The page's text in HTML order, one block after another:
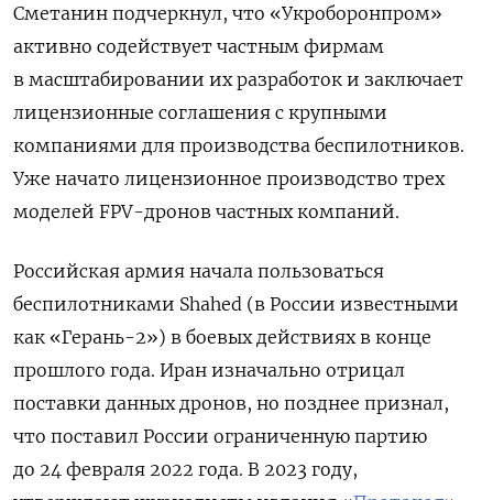
Сметанин подчеркнул, что «Укроборонпром»
активно содействует частным фирмам
в масштабировании их разработок и заключает
лицензионные соглашения с крупными
компаниями для производства беспилотников.
Уже начато лицензионное производство трех
моделей FPV-дронов частных компаний.
Российская армия начала пользоваться
беспилотниками Shahed (в России известными
как «Герань-2») в боевых действиях в конце
прошлого года. Иран изначально отрицал
поставки данных дронов, но позднее признал,
что поставил России ограниченную партию
до 24 февраля 2022 года. В 2023 году,